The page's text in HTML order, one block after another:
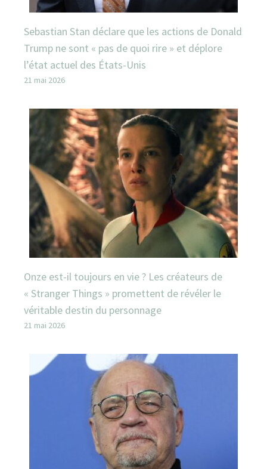
Sebastian Stan déclare que les actions de Donald
Trump ne sont « pas de quoi rire » et déplore
l’état actuel des États-Unis
21 mai 2026
Onze est-il toujours en vie ? Les créateurs de
« Stranger Things » promettent de révéler le
véritable destin du personnage
21 mai 2026